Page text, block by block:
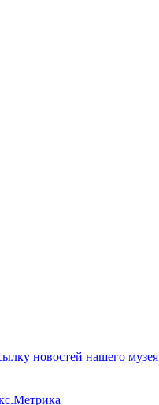
новостей нашего музея